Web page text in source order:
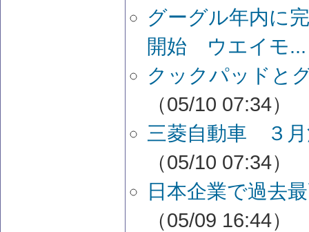
グーグル年内に
開始 ウエイモ...
クックパッドと
（05/10 07:34）
三菱自動車 ３
（05/10 07:34）
日本企業で過去
（05/09 16:44）